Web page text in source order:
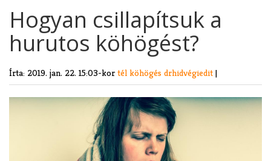
Hogyan csillapítsuk a
hurutos köhögést?
Írta: 2019. jan. 22. 15:03-kor tél köhögés drhidvégiedit |